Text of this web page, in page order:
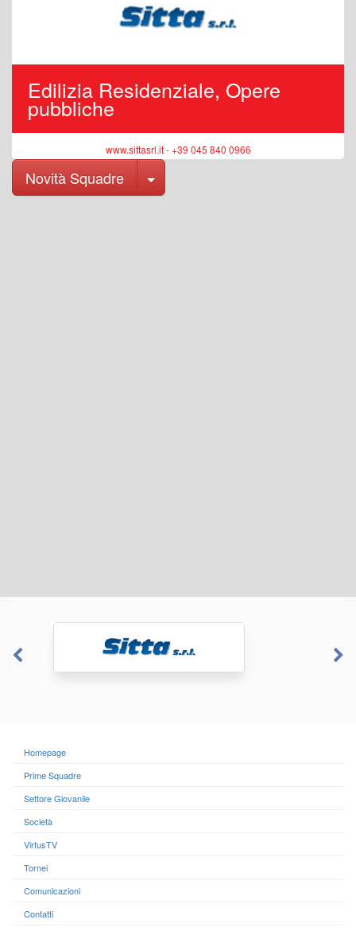
Edilizia Residenziale, Opere
pubbliche
www.sittasrl.it - +39 045 840 0966
Novità Squadre Toggle Dropdown
Homepage
Prime Squadre
Settore Giovanile
Società
VirtusTV
Tornei
Comunicazioni
Contatti